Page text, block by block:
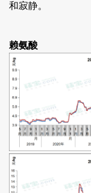
和寂静。
赖氨酸